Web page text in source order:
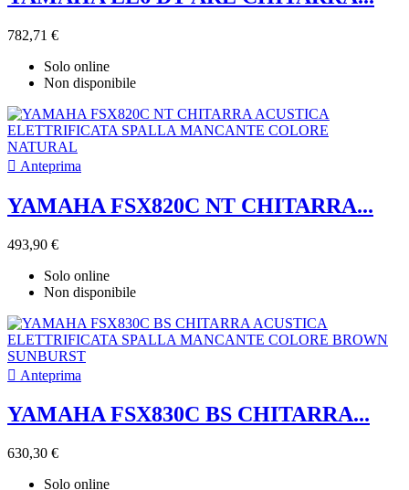
782,71 €
Solo online
Non disponibile
 Anteprima
YAMAHA FSX820C NT CHITARRA...
493,90 €
Solo online
Non disponibile
 Anteprima
YAMAHA FSX830C BS CHITARRA...
630,30 €
Solo online